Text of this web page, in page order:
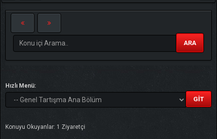
ARA
Hızlı Menü:
Konuyu Okuyanlar: 1 Ziyaretçi